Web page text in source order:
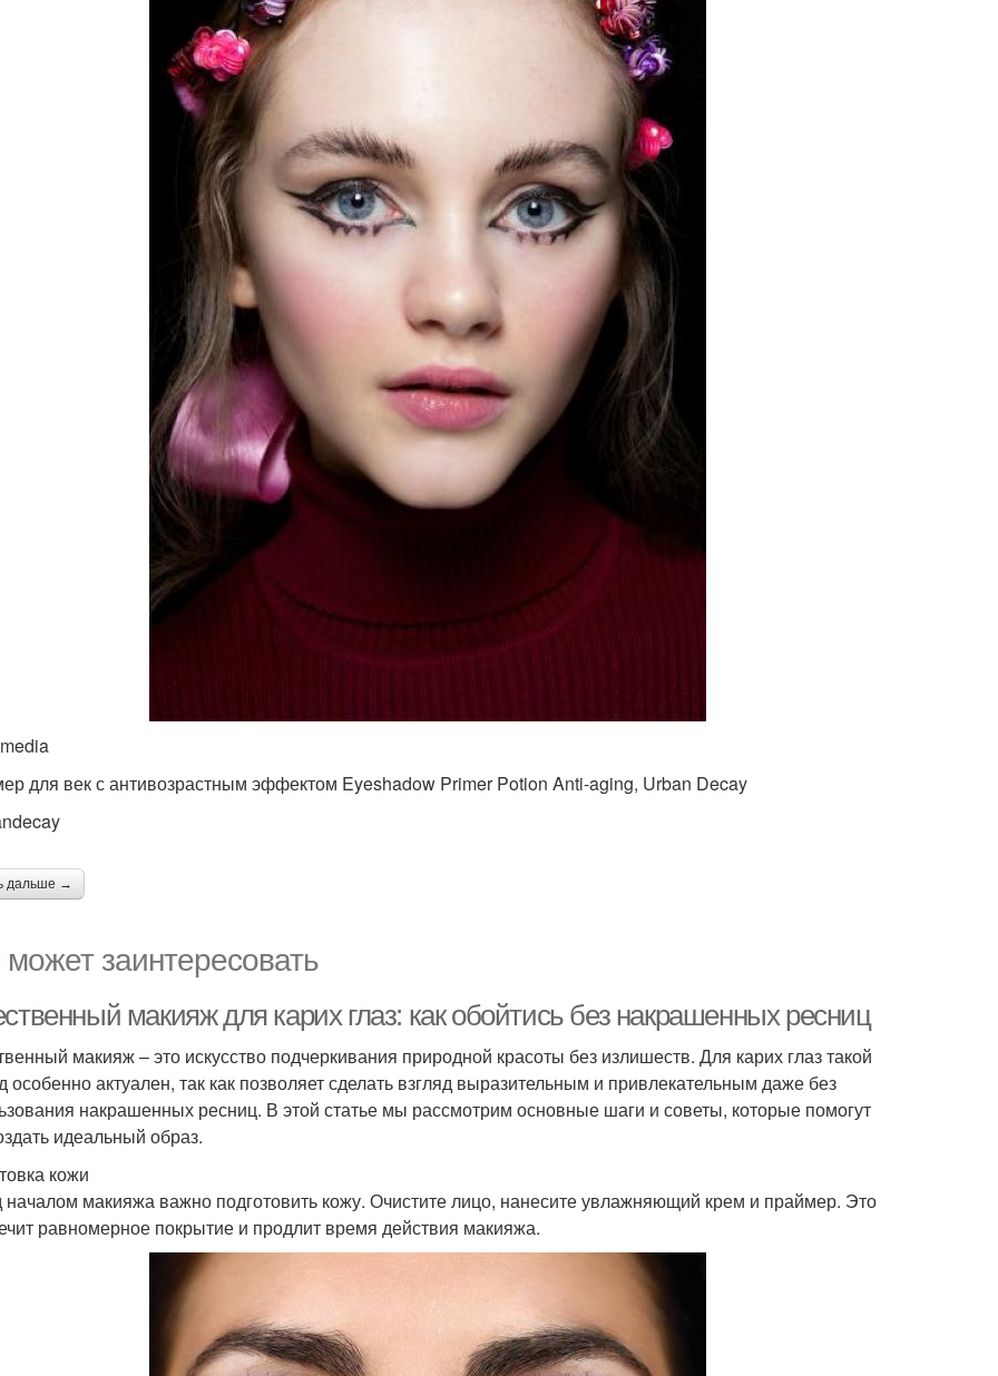
для век с антивозрастным эффектом Eyeshadow Primer Potion Anti-aging, Urban Decay
дальше →
заинтересовать
макияж для карих глаз: как обойтись без накрашенных ресниц
макияж – это искусство подчеркивания природной красоты без излишеств. Для карих глаз такой
особенно актуален, так как позволяет сделать взгляд выразительным и привлекательным даже без
накрашенных ресниц. В этой статье мы рассмотрим основные шаги и советы, которые помогут
идеальный образ.
кожи
макияжа важно подготовить кожу. Очистите лицо, нанесите увлажняющий крем и праймер. Это
равномерное покрытие и продлит время действия макияжа.